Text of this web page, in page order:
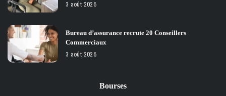
3 août 2026
Bureau d’assurance recrute 20 Conseillers
Commerciaux
3 août 2026
Bourses